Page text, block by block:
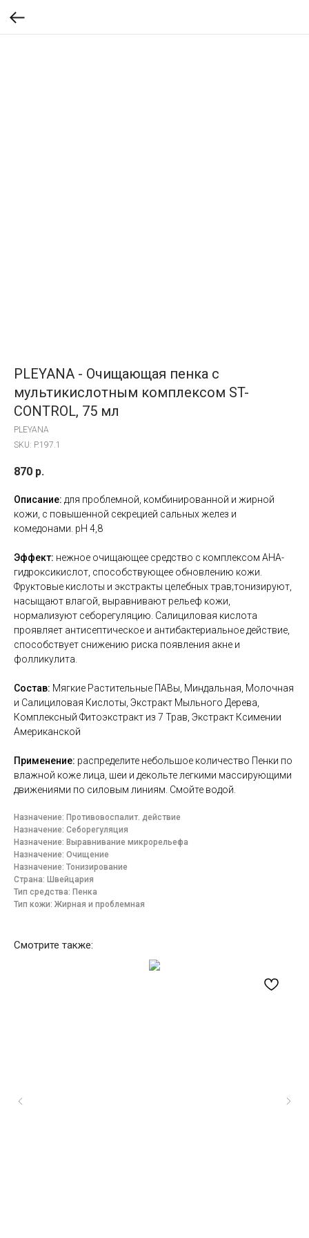
PLEYANA - Очищающая пенка с
мультикислотным комплексом ST-
CONTROL, 75 мл
PLEYANA
SKU: P.197.1
870 р.
Описание: для проблемной, комбинированной и жирной
кожи, с повышенной секрецией сальных желез и
комедонами. рН 4,8
Эффект: нежное очищающее средство с комплексом AHA-
гидроксикислот, способствующее обновлению кожи.
Фруктовые кислоты и экстракты целебных трав;тонизируют,
насыщают влагой, выравнивают рельеф кожи,
нормализуют себорегуляцию. Салициловая кислота
проявляет антисептическое и антибактериальное действие,
способствует снижению риска появления акне и
фолликулита.
Состав: Мягкие Растительные ПАВы, Миндальная, Молочная
и Салициловая Кислоты, Экстракт Мыльного Дерева,
Комплексный Фитоэкстракт из 7 Трав, Экстракт Ксимении
Американской
Применение: распределите небольшое количество Пенки по
влажной коже лица, шеи и декольте легкими массирующими
движениями по силовым линиям. Смойте водой.
Назначение: Противовоспалит. действие
Назначение: Себорегуляция
Назначение: Выравнивание микрорельефа
Назначение: Очищение
Назначение: Тонизирование
Страна: Швейцария
Тип средства: Пенка
Тип кожи: Жирная и проблемная
Смотрите также: